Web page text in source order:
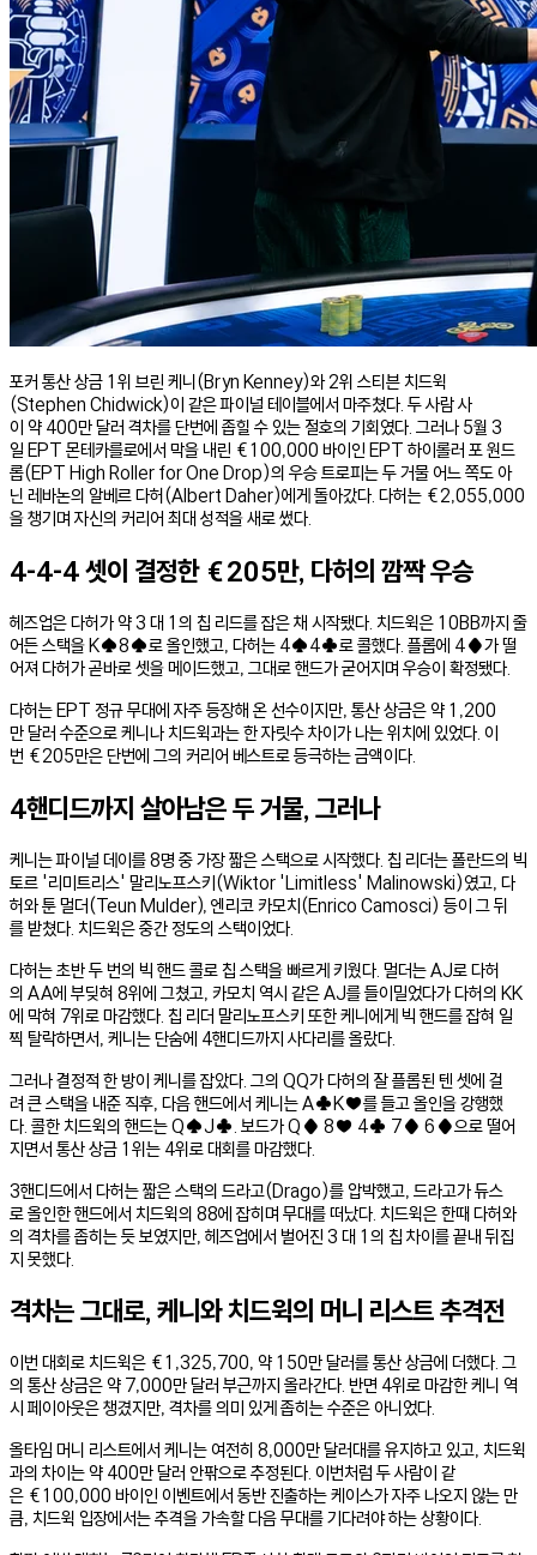
포커 통산 상금 1위 브린 케니(Bryn Kenney)와 2위 스티븐 치드윅
(Stephen Chidwick)이 같은 파이널 테이블에서 마주쳤다. 두 사람 사
이 약 400만 달러 격차를 단번에 좁힐 수 있는 절호의 기회였다. 그러나 5월 3
일 EPT 몬테카를로에서 막을 내린 €100,000 바이인 EPT 하이롤러 포 원드
롭(EPT High Roller for One Drop)의 우승 트로피는 두 거물 어느 쪽도 아
닌 레바논의 알베르 다허(Albert Daher)에게 돌아갔다. 다허는 €2,055,000
을 챙기며 자신의 커리어 최대 성적을 새로 썼다.
4-4-4 셋이 결정한 €205만, 다허의 깜짝 우승
헤즈업은 다허가 약 3 대 1의 칩 리드를 잡은 채 시작됐다. 치드윅은 10BB까지 줄
어든 스택을 K♠8♠로 올인했고, 다허는 4♠4♣로 콜했다. 플롭에 4♦가 떨
어져 다허가 곧바로 셋을 메이드했고, 그대로 핸드가 굳어지며 우승이 확정됐다.
다허는 EPT 정규 무대에 자주 등장해 온 선수이지만, 통산 상금은 약 1,200
만 달러 수준으로 케니나 치드윅과는 한 자릿수 차이가 나는 위치에 있었다. 이
번 €205만은 단번에 그의 커리어 베스트로 등극하는 금액이다.
4핸디드까지 살아남은 두 거물, 그러나
케니는 파이널 데이를 8명 중 가장 짧은 스택으로 시작했다. 칩 리더는 폴란드의 빅
토르 '리미트리스' 말리노프스키(Wiktor 'Limitless' Malinowski)였고, 다
허와 툰 멀더(Teun Mulder), 엔리코 카모치(Enrico Camosci) 등이 그 뒤
를 받쳤다. 치드윅은 중간 정도의 스택이었다.
다허는 초반 두 번의 빅 핸드 콜로 칩 스택을 빠르게 키웠다. 멀더는 AJ로 다허
의 AA에 부딪혀 8위에 그쳤고, 카모치 역시 같은 AJ를 들이밀었다가 다허의 KK
에 막혀 7위로 마감했다. 칩 리더 말리노프스키 또한 케니에게 빅 핸드를 잡혀 일
찍 탈락하면서, 케니는 단숨에 4핸디드까지 사다리를 올랐다.
그러나 결정적 한 방이 케니를 잡았다. 그의 QQ가 다허의 잘 플롭된 텐 셋에 걸
려 큰 스택을 내준 직후, 다음 핸드에서 케니는 A♣K♥를 들고 올인을 강행했
다. 콜한 치드윅의 핸드는 Q♠J♣. 보드가 Q♦ 8♥ 4♣ 7♦ 6♦으로 떨어
지면서 통산 상금 1위는 4위로 대회를 마감했다.
3핸디드에서 다허는 짧은 스택의 드라고(Drago)를 압박했고, 드라고가 듀스
로 올인한 핸드에서 치드윅의 88에 잡히며 무대를 떠났다. 치드윅은 한때 다허와
의 격차를 좁히는 듯 보였지만, 헤즈업에서 벌어진 3 대 1의 칩 차이를 끝내 뒤집
지 못했다.
격차는 그대로, 케니와 치드윅의 머니 리스트 추격전
이번 대회로 치드윅은 €1,325,700, 약 150만 달러를 통산 상금에 더했다. 그
의 통산 상금은 약 7,000만 달러 부근까지 올라간다. 반면 4위로 마감한 케니 역
시 페이아웃은 챙겼지만, 격차를 의미 있게 좁히는 수준은 아니었다.
올타임 머니 리스트에서 케니는 여전히 8,000만 달러대를 유지하고 있고, 치드윅
과의 차이는 약 400만 달러 안팎으로 추정된다. 이번처럼 두 사람이 같
은 €100,000 바이인 이벤트에서 동반 진출하는 케이스가 자주 나오지 않는 만
큼, 치드윅 입장에서는 추격을 가속할 다음 무대를 기다려야 하는 상황이다.